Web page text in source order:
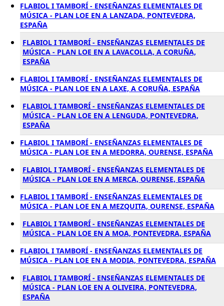
FLABIOL I TAMBORÍ - ENSEÑANZAS ELEMENTALES DE
MÚSICA - PLAN LOE EN A LANZADA, PONTEVEDRA,
ESPAÑA
FLABIOL I TAMBORÍ - ENSEÑANZAS ELEMENTALES DE
MÚSICA - PLAN LOE EN A LAVACOLLA, A CORUÑA,
ESPAÑA
FLABIOL I TAMBORÍ - ENSEÑANZAS ELEMENTALES DE
MÚSICA - PLAN LOE EN A LAXE, A CORUÑA, ESPAÑA
FLABIOL I TAMBORÍ - ENSEÑANZAS ELEMENTALES DE
MÚSICA - PLAN LOE EN A LENGUDA, PONTEVEDRA,
ESPAÑA
FLABIOL I TAMBORÍ - ENSEÑANZAS ELEMENTALES DE
MÚSICA - PLAN LOE EN A MEDORRA, OURENSE, ESPAÑA
FLABIOL I TAMBORÍ - ENSEÑANZAS ELEMENTALES DE
MÚSICA - PLAN LOE EN A MERCA, OURENSE, ESPAÑA
FLABIOL I TAMBORÍ - ENSEÑANZAS ELEMENTALES DE
MÚSICA - PLAN LOE EN A MEZQUITA, OURENSE, ESPAÑA
FLABIOL I TAMBORÍ - ENSEÑANZAS ELEMENTALES DE
MÚSICA - PLAN LOE EN A MOA, PONTEVEDRA, ESPAÑA
FLABIOL I TAMBORÍ - ENSEÑANZAS ELEMENTALES DE
MÚSICA - PLAN LOE EN A MODIA, PONTEVEDRA, ESPAÑA
FLABIOL I TAMBORÍ - ENSEÑANZAS ELEMENTALES DE
MÚSICA - PLAN LOE EN A OLIVEIRA, PONTEVEDRA,
ESPAÑA